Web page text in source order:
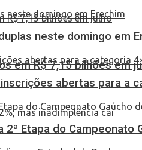
em R$ 7,15 bilhões em
neste domingo em
abertas para a
Etapa do Campeonato